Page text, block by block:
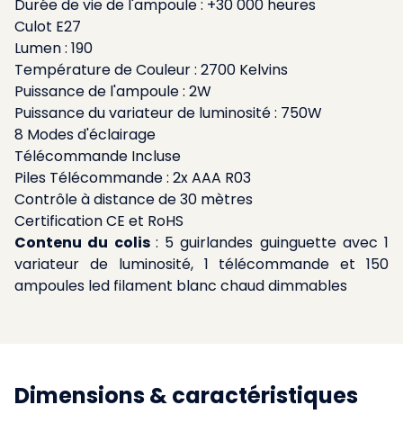
Durée de vie de l'ampoule : +30 000 heures
Culot E27
Lumen : 190
Température de Couleur : 2700 Kelvins
Puissance de l'ampoule : 2W
Puissance du variateur de luminosité : 750W
8 Modes d'éclairage
Télécommande Incluse
Piles Télécommande : 2x AAA R03
Contrôle à distance de 30 mètres
Certification CE et RoHS
Contenu du colis : 5 guirlandes guinguette avec 1
variateur de luminosité, 1 télécommande et 150
ampoules led filament blanc chaud dimmables
Dimensions & caractéristiques